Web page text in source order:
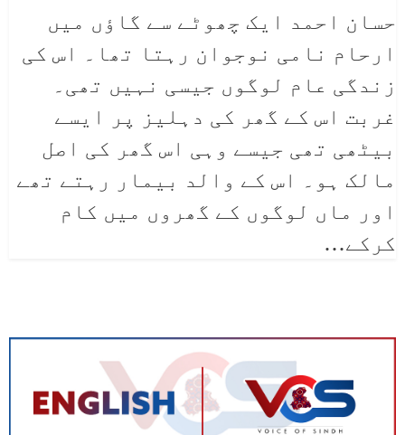
حسان احمد ایک چھوٹے سے گاؤں میں
ارحام نامی نوجوان رہتا تھا۔ اس کی
زندگی عام لوگوں جیسی نہیں تھی۔
غربت اس کے گھر کی دہلیز پر ایسے
بیٹھی تھی جیسے وہی اس گھر کی اصل
مالک ہو۔ اس کے والد بیمار رہتے تھے
اور ماں لوگوں کے گھروں میں کام
کرکے…